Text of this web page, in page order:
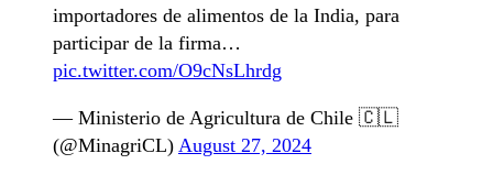
importadores de alimentos de la India, para
participar de la firma…
pic.twitter.com/O9cNsLhrdg
— Ministerio de Agricultura de Chile 🇨🇱
(@MinagriCL) August 27, 2024